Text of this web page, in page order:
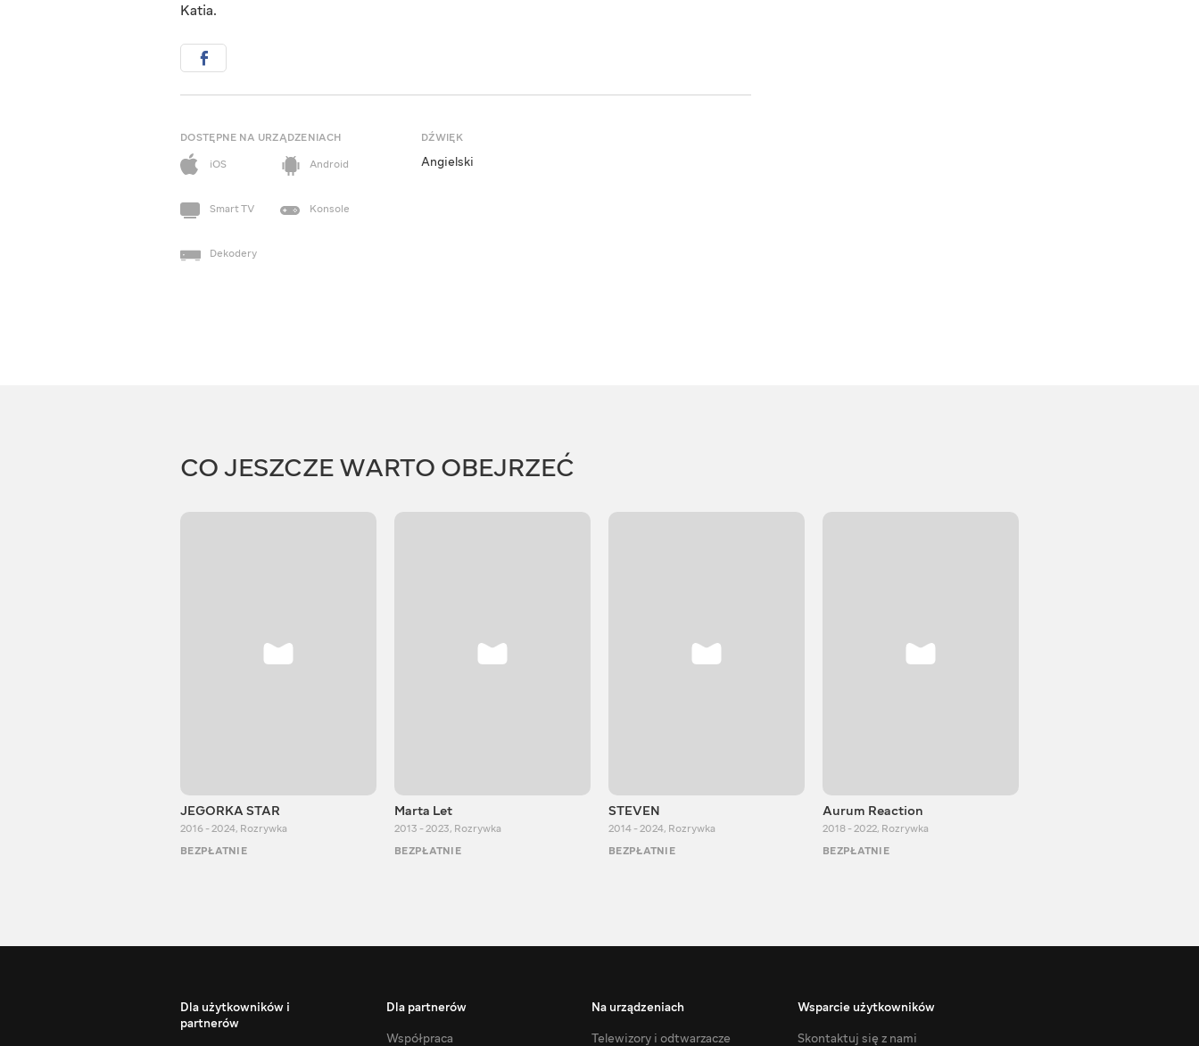
Katia.
DOSTĘPNE NA URZĄDZENIACH
iOS
Android
Smart TV Konsole
Dekodery
DŹWIĘK
Angielski
CO JESZCZE WARTO OBEJRZEĆ
JEGORKA STAR
2016 - 2024, Rozrywka
BEZPŁATNIE
Marta Let
2013 - 2023, Rozrywka
BEZPŁATNIE
STEVEN
2014 - 2024, Rozrywka
BEZPŁATNIE
Aurum Reaction
2018 - 2022, Rozrywka
BEZPŁATNIE
Dla użytkowników i
partnerów
Dla partnerów
Współpraca
Na urządzeniach
Telewizory i odtwarzacze
Wsparcie użytkowników
Skontaktuj się z nami